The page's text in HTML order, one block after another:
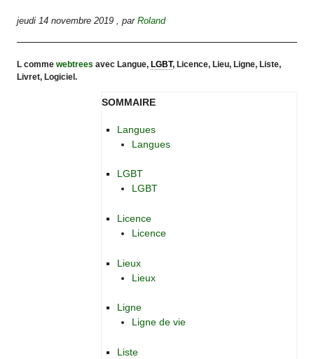
jeudi 14 novembre 2019 ,parRoland
L commewebtrees avec Langue, LGBT, Licence, Lieu, Ligne, Liste,
Livret, Logiciel.
SOMMAIRE
Langues
Langues
LGBT
LGBT
Licence
Licence
Lieux
Lieux
Ligne
Ligne de vie
Liste